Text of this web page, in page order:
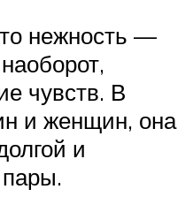
нежность —
чувств. В
и женщин, она
и